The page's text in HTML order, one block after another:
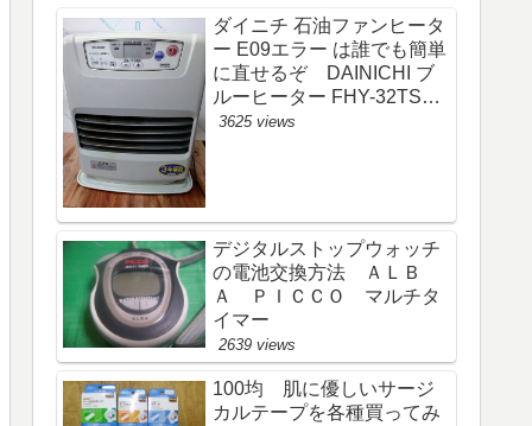
ダイニチ 石油ファンヒータ
ー E09エラー は誰でも簡単
に直せるぞ DAINICHI ブ
ルーヒーター FHY-32TS6
(FW-325S)
3625 views
デジタルストップウォッチ
の電池交換方法 ＡＬＢ
Ａ ＰＩＣＣＯ マルチタ
イマー
2639 views
100均 肌に優しいサージ
カルテープを各種買ってみ